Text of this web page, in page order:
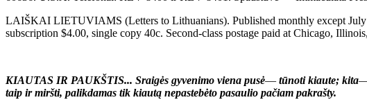
LAIŠKAI LIETUVIAMS (Letters to Lithuanians). Published monthly except July
subscription $4.00, single copy 40c. Second-class postage paid at Chicago,
KIAUTAS IR PAUKŠTIS... Sraigės gyvenimo viena pusė— tūnoti kiaute; kita
taip ir miršti, palikdamas tik kiautą nepastebėto pasaulio pačiam pakrašty.